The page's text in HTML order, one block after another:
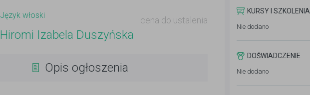
Język włoski cena do ustalenia
Hiromi Izabela Duszyńska
Opis ogłoszenia
KURSY I SZKOLENIA
Nie dodano
DOŚWIADCZENIE
Nie dodano